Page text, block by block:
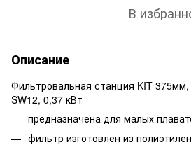
В
Описание
Фильтровальная станция KIT
SW12, 0,37 кВт
предназначена для малых
фильтр изготовлен из